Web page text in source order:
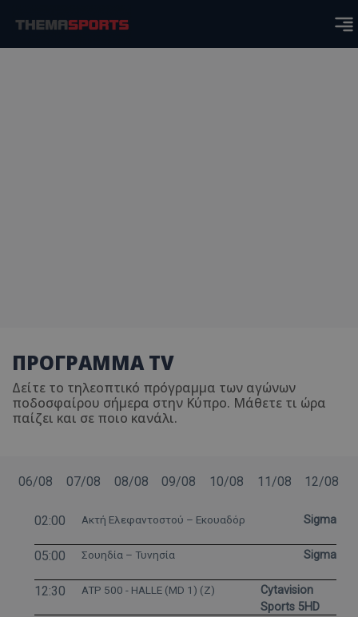
ΠΡΟΓΡΑΜΜΑ TV
Δείτε το τηλεοπτικό πρόγραμμα των αγώνων
ποδοσφαίρου σήμερα στην Κύπρο. Μάθετε τι ώρα
παίζει και σε ποιο κανάλι.
06/08 07/08 08/08 09/08 10/08 11/08 12/08
02:00 Ακτή Ελεφαντοστού – Εκουαδόρ Sigma
05:00 Σουηδία – Τυνησία Sigma
12:30 ATP 500 - HALLE (MD 1) (Z)
Cytavision
Sports 5HD